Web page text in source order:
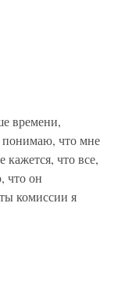
времени,
что мне
что все,
что он
комиссии я